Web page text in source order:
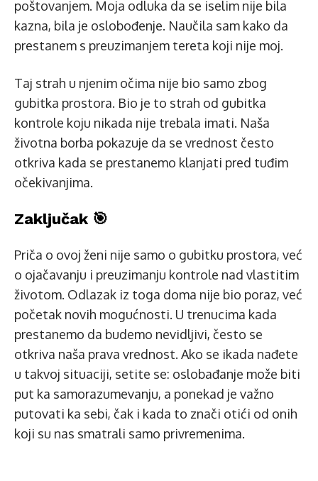
poštovanjem. Moja odluka da se iselim nije bila
kazna, bila je oslobođenje. Naučila sam kako da
prestanem s preuzimanjem tereta koji nije moj.
Taj strah u njenim očima nije bio samo zbog
gubitka prostora. Bio je to strah od gubitka
kontrole koju nikada nije trebala imati. Naša
životna borba pokazuje da se vrednost često
otkriva kada se prestanemo klanjati pred tuđim
očekivanjima.
Zaključak 🎯
Priča o ovoj ženi nije samo o gubitku prostora, već
o ojačavanju i preuzimanju kontrole nad vlastitim
životom. Odlazak iz toga doma nije bio poraz, već
početak novih mogućnosti. U trenucima kada
prestanemo da budemo nevidljivi, često se
otkriva naša prava vrednost. Ako se ikada nađete
u takvoj situaciji, setite se: oslobađanje može biti
put ka samorazumevanju, a ponekad je važno
putovati ka sebi, čak i kada to znači otići od onih
koji su nas smatrali samo privremenima.